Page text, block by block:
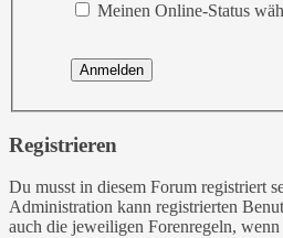
Meinen Online-Status
Registrieren
Du musst in diesem Forum registriert
Administration kann registrierten
auch die jeweiligen Forenregeln,